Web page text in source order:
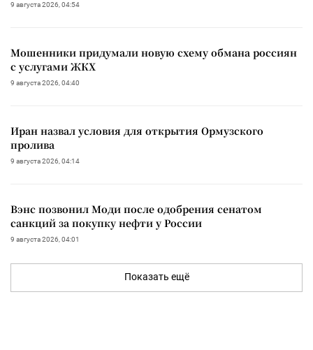
9 августа 2026, 04:54
Мошенники придумали новую схему обмана россиян
с услугами ЖКХ
9 августа 2026, 04:40
Иран назвал условия для открытия Ормузского
пролива
9 августа 2026, 04:14
Вэнс позвонил Моди после одобрения сенатом
санкций за покупку нефти у России
9 августа 2026, 04:01
Показать ещё